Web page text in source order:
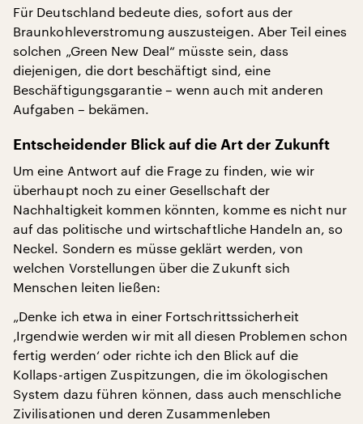
Für Deutschland bedeute dies, sofort aus der
Braunkohleverstromung auszusteigen. Aber Teil eines
solchen „Green New Deal“ müsste sein, dass
diejenigen, die dort beschäftigt sind, eine
Beschäftigungsgarantie – wenn auch mit anderen
Aufgaben – bekämen.
Entscheidender Blick auf die Art der Zukunft
Um eine Antwort auf die Frage zu finden, wie wir
überhaupt noch zu einer Gesellschaft der
Nachhaltigkeit kommen könnten, komme es nicht nur
auf das politische und wirtschaftliche Handeln an, so
Neckel. Sondern es müsse geklärt werden, von
welchen Vorstellungen über die Zukunft sich
Menschen leiten ließen:
„Denke ich etwa in einer Fortschrittssicherheit
‚Irgendwie werden wir mit all diesen Problemen schon
fertig werden‘ oder richte ich den Blick auf die
Kollaps-artigen Zuspitzungen, die im ökologischen
System dazu führen können, dass auch menschliche
Zivilisationen und deren Zusammenleben